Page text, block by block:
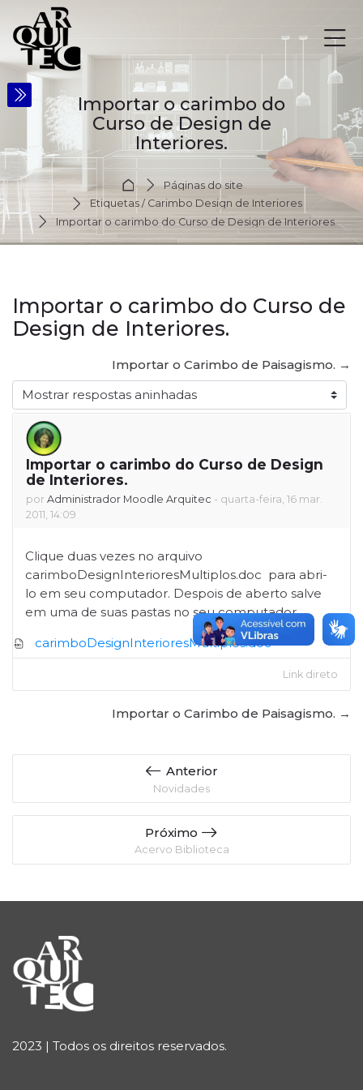
Skip to navigation
Skip to login form
Ir para o conteúdo principal
Skip to accessibility options
Skip to footer
Skip accessibility options
Importar o carimbo do
Curso de Design de
Interiores.
Página inicial
Páginas do site
Etiquetas / Carimbo Design de Interiores
Importar o carimbo do Curso de Design de Interiores.
Importar o carimbo do Curso de
Design de Interiores.
Importar o Carimbo de Paisagismo. →
Modo de visualização
Importar o carimbo do Curso de Design
de Interiores.
por Administrador Moodle Arquitec - quarta-feira, 16 mar.
2011, 14:09
Número de respostas: 0
Clique duas vezes no arquivo
carimboDesignInterioresMultiplos.doc para abri-
lo em seu computador. Despois de aberto salve
em uma de suas pastas no seu computador.
carimboDesignInterioresMultiplos.doc
Link direto
Importar o Carimbo de Paisagismo. →
Anterior
Novidades
Próximo
Acervo Biblioteca
2023 | Todos os direitos reservados.